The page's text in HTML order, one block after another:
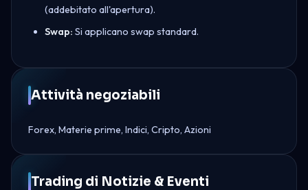
(addebitato all'apertura).
Swap: Si applicano swap standard.
Attività negoziabili
Forex, Materie prime, Indici, Cripto, Azioni
Trading di Notizie & Eventi